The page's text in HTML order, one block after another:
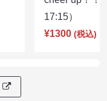
17:15）
¥1300 (税込)